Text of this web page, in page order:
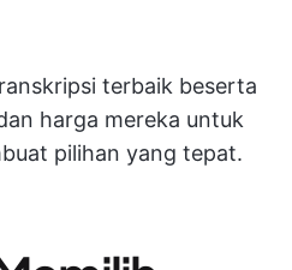
terbaik beserta
harga mereka untuk
pilihan yang tepat.